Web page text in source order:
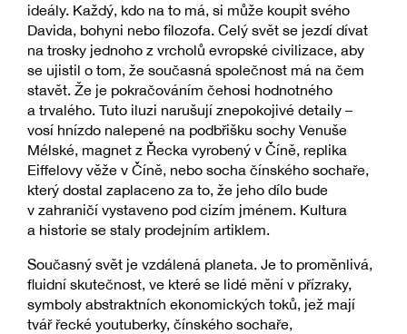
ideály. Každý, kdo na to má, si může koupit svého
Davida, bohyni nebo filozofa. Celý svět se jezdí dívat
na trosky jednoho z vrcholů evropské civilizace, aby
se ujistil o tom, že současná společnost má na čem
stavět. Že je pokračováním čehosi hodnotného
a trvalého. Tuto iluzi narušují znepokojivé detaily –
vosí hnízdo nalepené na podbřišku sochy Venuše
Mélské, magnet z Řecka vyrobený v Číně, replika
Eiffelovy věže v Číně, nebo socha čínského sochaře,
který dostal zaplaceno za to, že jeho dílo bude
v zahraničí vystaveno pod cizím jménem. Kultura
a historie se staly prodejním artiklem.
Současný svět je vzdálená planeta. Je to proměnlivá,
fluidní skutečnost, ve které se lidé mění v přízraky,
symboly abstraktních ekonomických toků, jež mají
tvář řecké youtuberky, čínského sochaře,